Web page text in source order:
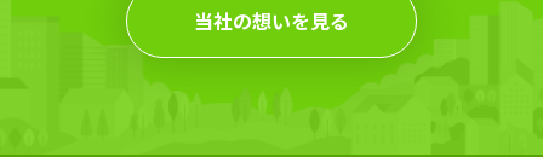
当社の想いを見る